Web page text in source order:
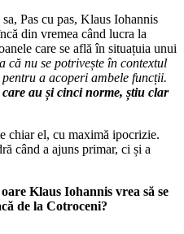
Pas cu pas, Klaus Iohannis
din vremea când lucra la
care se află în situațuia unui
că nu se potrivește în contextul
a acoperi ambele funcții.
au și cinci norme, știu clar
chiar el, cu maximă ipocrizie.
când a ajuns primar, ci și a
Klaus Iohannis vrea să se
de la Cotroceni?